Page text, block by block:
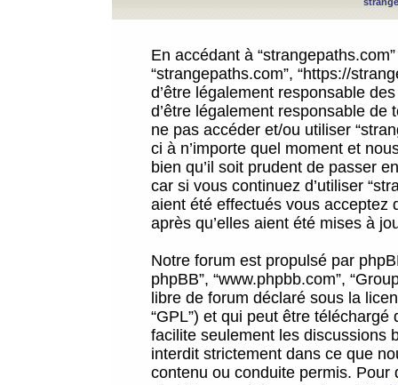
En accédant à
“strangepaths.com”, “https://
d’être légalement responsable
d’être légalement responsable
ne pas accéder et/ou utiliser
ci à n’importe quel moment et
bien qu’il soit prudent de passer
car si vous continuez d’utiliser
aient été effectués vous acceptez
après qu’elles aient été mises à
Notre forum est propulsé par
phpBB”, “www.phpbb.com”,
libre de forum déclaré sous la
“GPL”) et qui peut être téléchargé
facilite seulement les discussions
interdit strictement dans ce que
contenu ou conduite permis.